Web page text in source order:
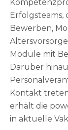
Erfolgsteams,
Bewerben,
Module mit
Darüber
Kontakt
erhält die
in aktuelle